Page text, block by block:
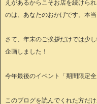
えがあるからこそお店を続けら
のは、あなたのおかげです。本
さて、年末のご挨拶だけでは少
企画しました！
今年最後のイベント「期間限定全
このブログを読んでくれた方だ